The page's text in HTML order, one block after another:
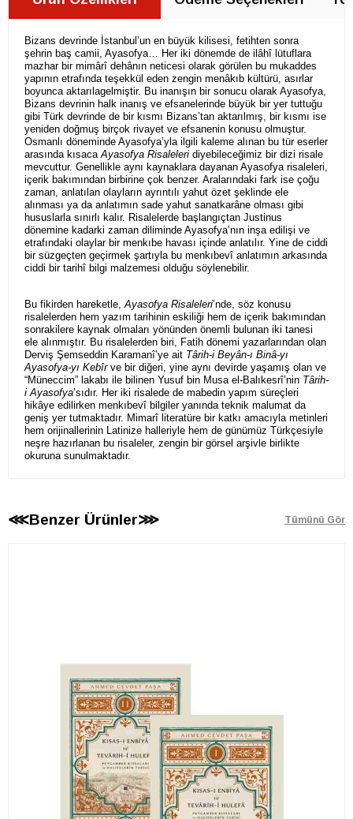
Bizans devrinde İstanbul’un en büyük kilisesi, fetihten sonra
şehrin baş camii, Ayasofya… Her iki dönemde de ilâhî lütuflara
mazhar bir mimârî dehânın neticesi olarak görülen bu mukaddes
yapının etrafında teşekkül eden zengin menâkıb kültürü, asırlar
boyunca aktarılagelmiştir. Bu inanışın bir sonucu olarak Ayasofya,
Bizans devrinin halk inanış ve efsanelerinde büyük bir yer tuttuğu
gibi Türk devrinde de bir kısmı Bizans’tan aktarılmış, bir kısmı ise
yeniden doğmuş birçok rivayet ve efsanenin konusu olmuştur.
Osmanlı döneminde Ayasofya’yla ilgili kaleme alınan bu tür eserler
arasında kısacaAyasofya Risaleleri diyebileceğimiz bir dizi risale
mevcuttur. Genellikle aynı kaynaklara dayanan Ayasofya risaleleri,
içerik bakımından birbirine çok benzer. Aralarındaki fark ise çoğu
zaman, anlatılan olayların ayrıntılı yahut özet şeklinde ele
alınması ya da anlatımın sade yahut sanatkarâne olması gibi
hususlarla sınırlı kalır. Risalelerde başlangıçtan Justinus
dönemine kadarki zaman diliminde Ayasofya’nın inşa edilişi ve
etrafındaki olaylar bir menkıbe havası içinde anlatılır. Yine de ciddi
bir süzgeçten geçirmek şartıyla bu menkıbevî anlatımın arkasında
ciddi bir tarihî bilgi malzemesi olduğu söylenebilir.
Bu fikirden hareketle,Ayasofya Risaleleri’nde, söz konusu
risalelerden hem yazım tarihinin eskiliği hem de içerik bakımından
sonrakilere kaynak olmaları yönünden önemli bulunan iki tanesi
ele alınmıştır. Bu risalelerden biri, Fatih dönemi yazarlarından olan
Derviş Şemseddin Karamanî’ye ait Târih-i Beyân-ı Binâ-yı
Ayasofya-yı Kebîr ve bir diğeri, yine aynı devirde yaşamış olan ve
“Müneccim” lakabı ile bilinen Yusuf bin Musa el-Balıkesrî’nin Târih-
i Ayasofya’sıdır. Her iki risalede de mabedin yapım süreçleri
hikâye edilirken menkıbevî bilgiler yanında teknik malumat da
geniş yer tutmaktadır. Mimarî literatüre bir katkı amacıyla metinleri
hem orijinallerinin Latinize halleriyle hem de günümüz Türkçesiyle
neşre hazırlanan bu risaleler, zengin bir görsel arşivle birlikte
okuruna sunulmaktadır.
⋘Benzer Ürünler⋙ Tümünü Gör